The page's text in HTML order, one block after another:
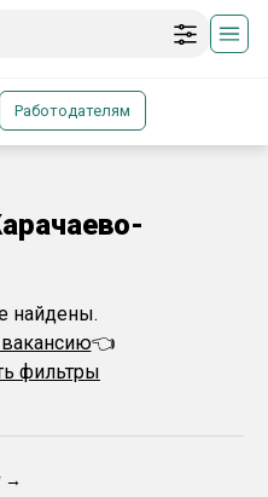
Работодателям
найдены.
👈
фильтры
→